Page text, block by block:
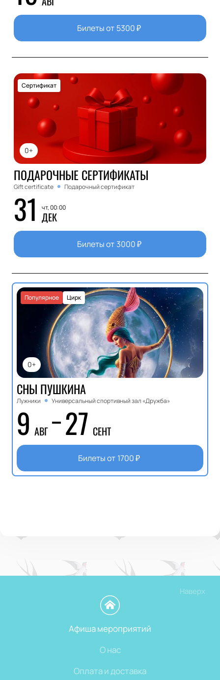
Билеты от 5300₽
0+
Сертификат
ПОДАРОЧНЫЕ СЕРТИФИКАТЫ
Gift certificate Подарочный сертификат
31 чт, 00:00
ДЕК
Билеты от 3000₽
0+
Цирк
Популярное
СНЫ ПУШКИНА
Лужники Универсальный спортивный зал «Дружба»
9 АВГ 27 СЕНТ
Билеты от 1700₽
Наверх
Афиша мероприятий
О нас
Оплата и доставка